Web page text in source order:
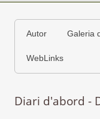
Autor Galeria
WebLinks
Diari d'abord -